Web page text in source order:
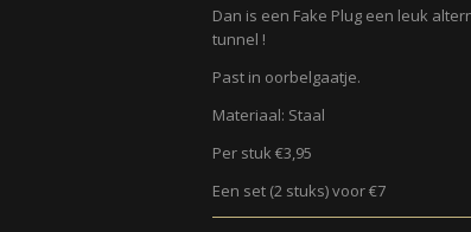
Dan is een Fake Plug een leuk
tunnel !
Past in oorbelgaatje.
Materiaal: Staal
Per stuk €3,95
Een set (2 stuks) voor €7